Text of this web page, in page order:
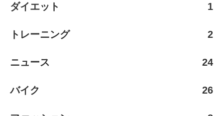
ダイエット 1
トレーニング 2
ニュース 24
バイク 26